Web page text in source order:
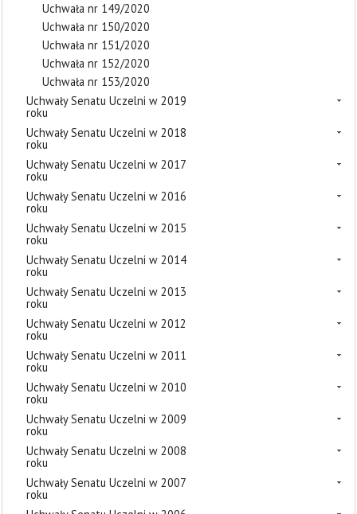
Uchwała nr 149/2020
Uchwała nr 150/2020
Uchwała nr 151/2020
Uchwała nr 152/2020
Uchwała nr 153/2020
Uchwały Senatu Uczelni w 2019
roku
Uchwały Senatu Uczelni w 2018
roku
Uchwały Senatu Uczelni w 2017
roku
Uchwały Senatu Uczelni w 2016
roku
Uchwały Senatu Uczelni w 2015
roku
Uchwały Senatu Uczelni w 2014
roku
Uchwały Senatu Uczelni w 2013
roku
Uchwały Senatu Uczelni w 2012
roku
Uchwały Senatu Uczelni w 2011
roku
Uchwały Senatu Uczelni w 2010
roku
Uchwały Senatu Uczelni w 2009
roku
Uchwały Senatu Uczelni w 2008
roku
Uchwały Senatu Uczelni w 2007
roku